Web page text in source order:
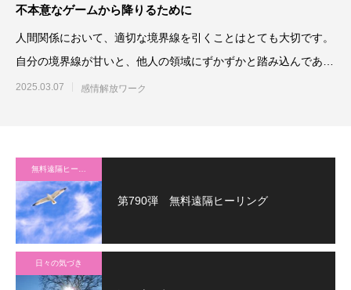
不本意なゲームから降りるために
人間関係において、適切な境界線を引くことはとても大切です。
自分の境界線が甘いと、他人の領域にずかずかと踏み込んであれ
これコントロ
2025.03.07 感情解放ワーク
第790弾 無料遠隔ヒーリング
日々の気づき